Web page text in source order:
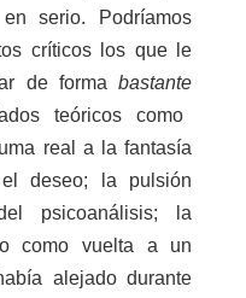
serio. Podríamos
críticos los que le
de formabastante
teóricos como
real a la fantasía
deseo; la pulsión
psicoanálisis; la
como vuelta a un
alejado durante